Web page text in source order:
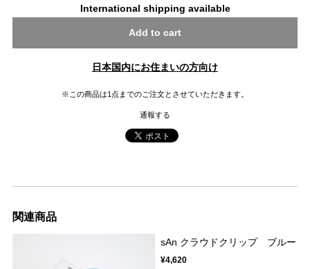
International shipping available
Add to cart
日本国内にお住まいの方向け
※この商品は1点までのご注文とさせていただきます。
通報する
関連商品
sAn クラウドクリップ ブルー
¥4,620